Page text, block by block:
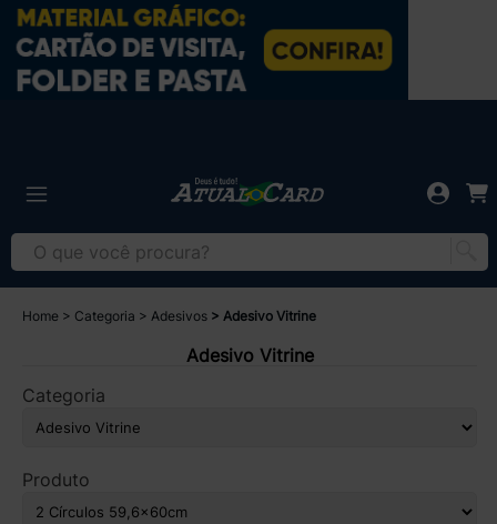
Home Categoria Adesivos Adesivo Vitrine
Adesivo Vitrine
Categoria
Produto